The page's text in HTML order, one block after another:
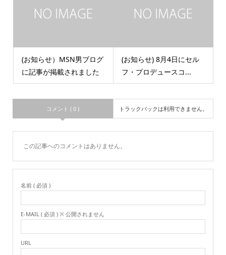
(お知らせ）MSN男ブログ
に記事が掲載されました
(お知らせ) 8月4日にセル
フ・プロデュースコ...
コメント ( 0 ) トラックバックは利用できません。
この記事へのコメントはありません。
名前 ( 必須 )
E-MAIL ( 必須 ) ※ 公開されません
URL